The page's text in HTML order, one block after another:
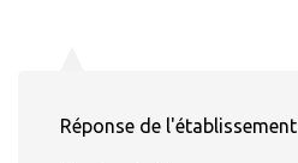
Réponse de l'établissement